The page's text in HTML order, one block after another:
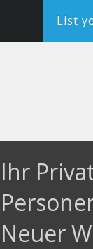
List
Ihr
Neuer